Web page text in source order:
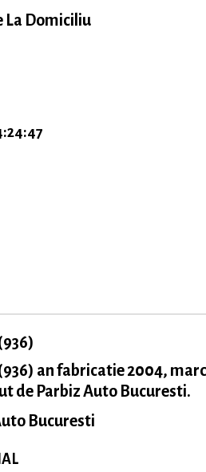
La Domiciliu
an fabricatie 2004,
de Parbiz Auto Bucuresti.
Bucuresti